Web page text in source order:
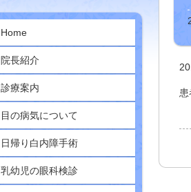
Home
院長紹介
診療案内
目の病気について
日帰り白内障手術
乳幼児の眼科検診